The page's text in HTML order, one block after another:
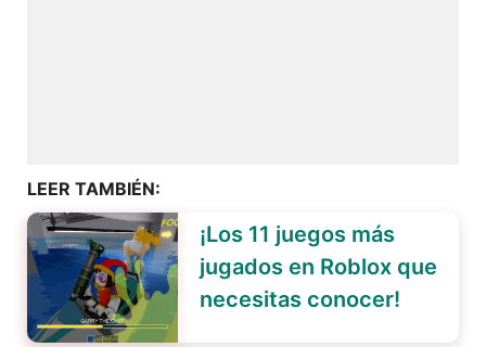
LEER TAMBIÉN:
¡Los 11 juegos más
jugados en Roblox que
necesitas conocer!